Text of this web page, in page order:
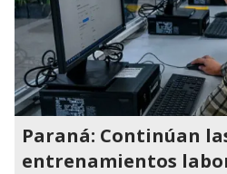
Paraná: Continúan
entrenamientos